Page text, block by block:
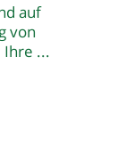
auf
von
Ihre ...